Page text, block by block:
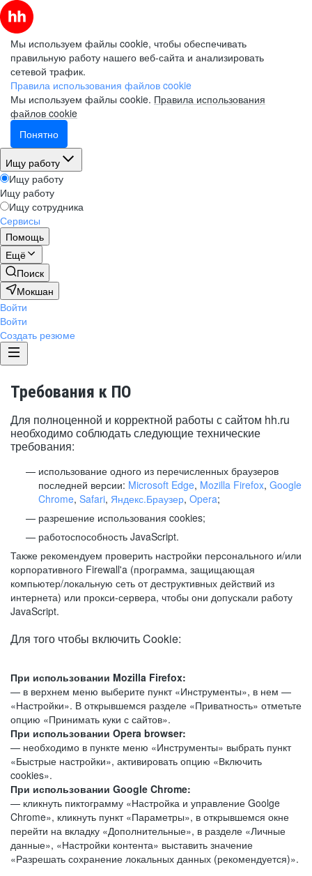
Мы используем файлы cookie, чтобы обеспечивать
правильную работу нашего веб-сайта и анализировать
сетевой трафик.
Правила использования файлов cookie
Мы используем файлы cookie. Правила использования
файлов cookie
Понятно
Ищу работу
Ищу работу
Ищу работу
Ищу сотрудника
Сервисы
Помощь
Ещё
Поиск
Мокшан
Войти
Войти
Создать резюме
Требования к ПО
Для полноценной и корректной работы с сайтом hh.ru
необходимо соблюдать следующие технические
требования:
использование одного из перечисленных браузеров
последней версии: Microsoft Edge, Mozilla Firefox, Google
Chrome, Safari, Яндекс.Браузер, Opera;
разрешение использования cookies;
работоспособность JavaScript.
Также рекомендуем проверить настройки персонального и/или
корпоративного Firewall'a (программа, защищающая
компьютер/локальную сеть от деструктивных действий из
интернета) или прокси-сервера, чтобы они допускали работу
JavaScript.
Для того чтобы включить Cookie:
При использовании Mozilla Firefox:
— в верхнем меню выберите пункт «Инструменты», в нем —
«Настройки». В открывшемся разделе «Приватность» отметьте
опцию «Принимать куки с сайтов».
При использовании Opera browser:
— необходимо в пункте меню «Инструменты» выбрать пункт
«Быстрые настройки», активировать опцию «Включить
cookies».
При использовании Google Chrome:
— кликнуть пиктограмму «Настройка и управление Goolge
Chrome», кликнуть пункт «Параметры», в открывшемся окне
перейти на вкладку «Дополнительные», в разделе «Личные
данные», «Настройки контента» выставить значение
«Разрешать сохранение локальных данных (рекомендуется)».